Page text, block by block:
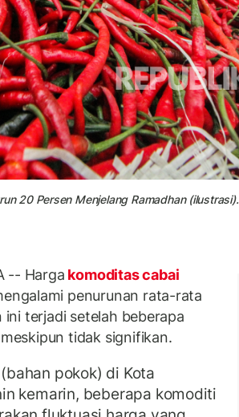
20 Persen Menjelang Ramadhan (ilustrasi).
-- Harga komoditas cabai
penurunan rata-rata
terjadi setelah beberapa
tidak signifikan.
pokok) di Kota
kemarin, beberapa komoditi